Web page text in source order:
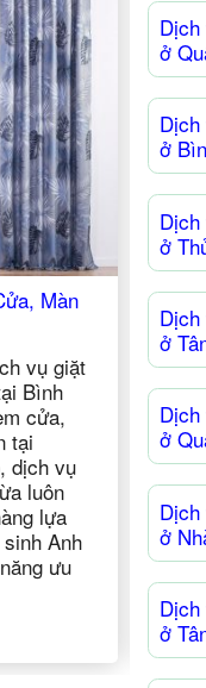
Vụ Giặt Rèm Cửa,
LụcƯu điểm dịch vụ
cửa, màn cửa tại Bình
trình giặt rèm
cửa ở Bình Tân tại
Công ty vệ sinh
là nơi chuyên cung
dịch vụ giặt rèm cửa,
cửa uy tín, chuyên
ở Quận 4. Quý
ở
ở
ở
ở
ở
ở
ở